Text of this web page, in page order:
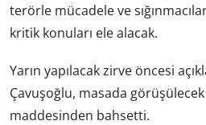
terörle mücadele ve
kritik konuları ele alacak.
Yarın yapılacak zirve öncesi
Çavuşoğlu, masada
maddesinden bahsetti.